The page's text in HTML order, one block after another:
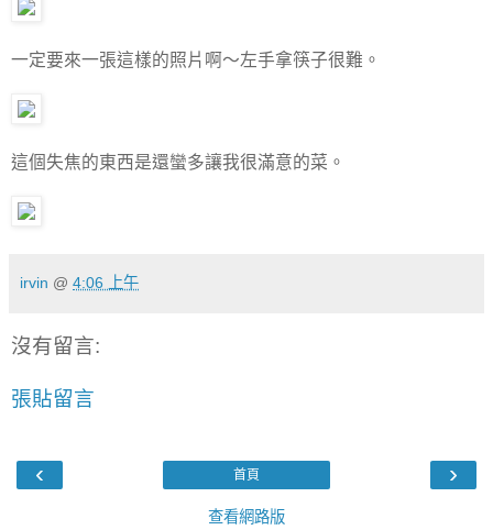
一定要來一張這樣的照片啊～左手拿筷子很難。
這個失焦的東西是還蠻多讓我很滿意的菜。
irvin @ 4:06 上午
沒有留言:
張貼留言
‹ ›
首頁
查看網路版